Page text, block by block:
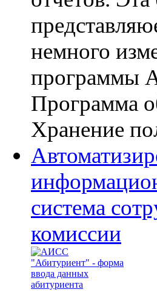
немного
Программа
Хранение
система
комиссии